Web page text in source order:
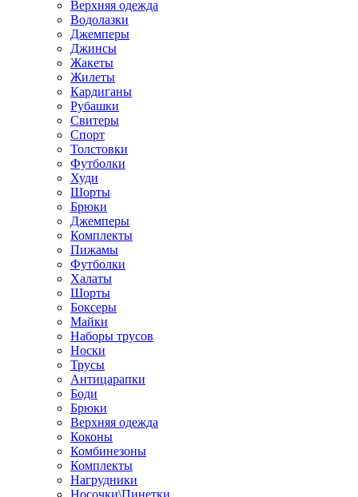
Верхняя одежда
Водолазки
Джемперы
Джинсы
Жакеты
Жилеты
Кардиганы
Рубашки
Свитеры
Спорт
Толстовки
Футболки
Худи
Шорты
Брюки
Джемперы
Комплекты
Пижамы
Футболки
Халаты
Шорты
Боксеры
Майки
Наборы трусов
Носки
Трусы
Антицарапки
Боди
Брюки
Верхняя одежда
Коконы
Комбинезоны
Комплекты
Нагрудники
Носочки\Пинетки